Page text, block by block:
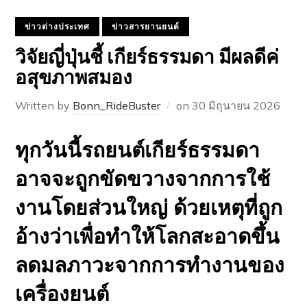
ข่าวต่างประเทศ ข่าวสารยานยนต์
วิจัยญี่ปุ่นชี้ เกียร์ธรรมดา มีผลดีค่
อสุขภาพสมอง
Written by Bonn_RideBuster on30 มิถุนายน 2026
ทุกวันนี้รถยนต์เกียร์ธรรมดา
อาจจะถูกขัดขวางจากการใช้
งานโดยส่วนใหญ่ ด้วยเหตุที่ถูก
อ้างว่าเพื่อทำให้โลกสะอาดขึ้น
ลดมลภาวะจากการทำงานของ
เครื่องยนต์